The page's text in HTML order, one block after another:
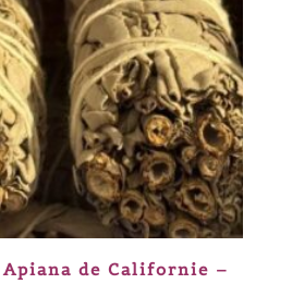
Apiana de Californie –